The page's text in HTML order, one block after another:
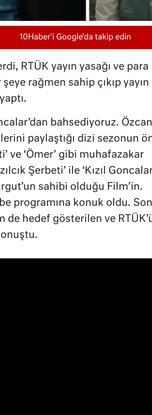
10Haber'i Google'da takip edin
RTÜK yayın yasağı ve para
rağmen sahip çıkıp yayın
bahsediyoruz. Özcan
paylaştığı dizi sezonun
ve ‘Ömer’ gibi muhafazakar
Şerbeti’ ile ‘Kızıl
sahibi olduğu Film’in.
programına konuk oldu. Son
hedef gösterilen ve